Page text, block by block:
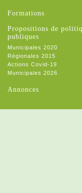
Formations
Propositions de
publiques
Municipales 2020
Régionales 2015
Actions Covid-19
Municipales 2026
Annonces